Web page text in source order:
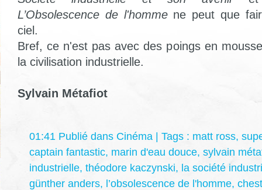
L’Obsolescence de l'hommene peut que
ciel.
Bref, ce n'est pas avec des poings en
la civilisation industrielle.
Sylvain Métafiot
01:41 Publié dans Cinéma | Tags : matt ross,
captain fantastic, marin d'eau douce, sylvain
industrielle, théodore kaczynski, la société
günther anders, l’obsolescence de l'homme,